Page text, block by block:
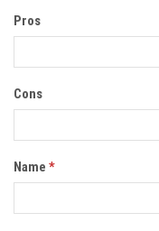
Pros
Cons
Name *